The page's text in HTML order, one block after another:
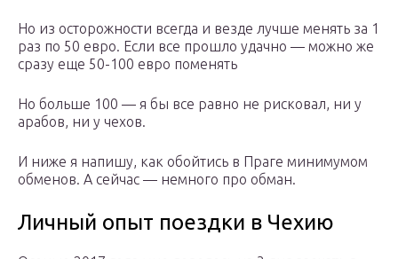
Но из осторожности всегда и везде лучше менять за 1
раз по 50 евро. Если все прошло удачно — можно же
сразу еще 50-100 евро поменять
Но больше 100 — я бы все равно не рисковал, ни у
арабов, ни у чехов.
И ниже я напишу, как обойтись в Праге минимумом
обменов. А сейчас — немного про обман.
Личный опыт поездки в Чехию